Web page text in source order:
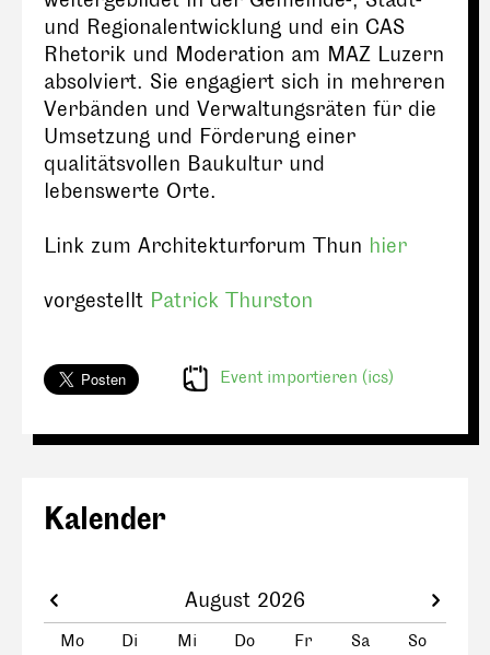
und Regionalentwicklung und ein CAS
Rhetorik und Moderation am MAZ Luzern
absolviert. Sie engagiert sich in mehreren
Verbänden und Verwaltungsräten für die
Umsetzung und Förderung einer
qualitätsvollen Baukultur und
lebenswerte Orte.
Link zum Architekturforum Thun hier
vorgestellt Patrick Thurston
Event importieren (ics)
Kalender
August 2026
Mo Di Mi Do Fr Sa
So